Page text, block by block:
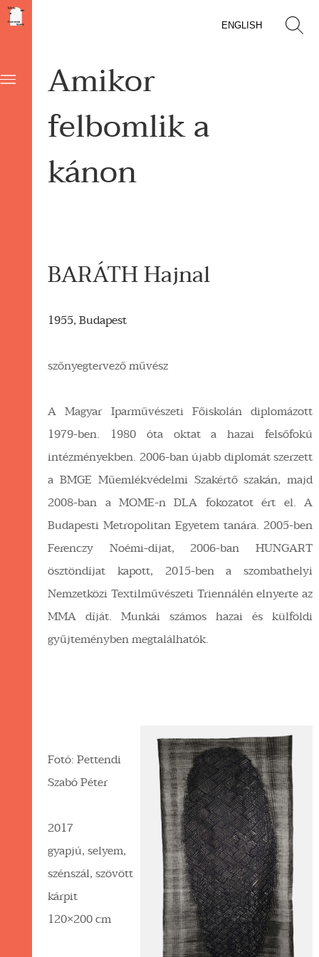
ENGLISH
Amikor
felbomlik a
kánon
BARÁTH Hajnal
1955, Budapest
szőnyegtervező művész
A Magyar Iparművészeti Főiskolán diplomázott
1979-ben. 1980 óta oktat a hazai felsőfokú
intézményekben. 2006-ban újabb diplomát szerzett
a BMGE Műemlékvédelmi Szakértő szakán, majd
2008-ban a MOME-n DLA fokozatot ért el. A
Budapesti Metropolitan Egyetem tanára. 2005-ben
Ferenczy Noémi-díjat, 2006-ban HUNGART
ösztöndíjat kapott, 2015-ben a szombathelyi
Nemzetközi Textilművészeti Triennálén elnyerte az
MMA díját. Munkái számos hazai és külföldi
gyűjteményben megtalálhatók.
Fotó: Pettendi
Szabó Péter
2017
gyapjú, selyem,
szénszál, szövött
kárpit
120×200 cm